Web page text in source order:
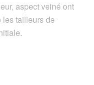
aspect veiné ont
tailleurs de